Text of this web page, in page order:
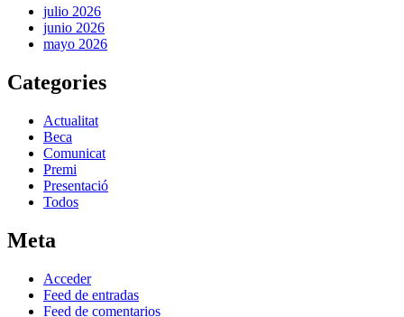
julio 2026
junio 2026
mayo 2026
Categories
Actualitat
Beca
Comunicat
Premi
Presentació
Todos
Meta
Acceder
Feed de entradas
Feed de comentarios